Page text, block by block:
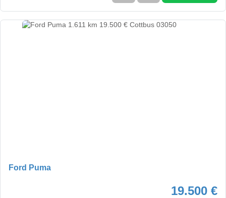
Ford Puma
19.500 €